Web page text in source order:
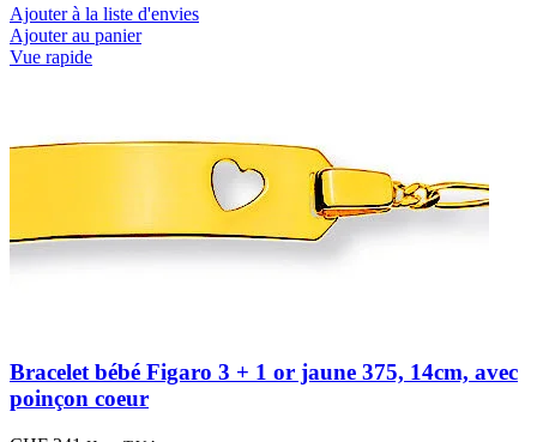
Ajouter à la liste d'envies
Ajouter au panier
Vue rapide
Bracelet bébé Figaro 3 + 1 or jaune 375, 14cm, avec
poinçon coeur